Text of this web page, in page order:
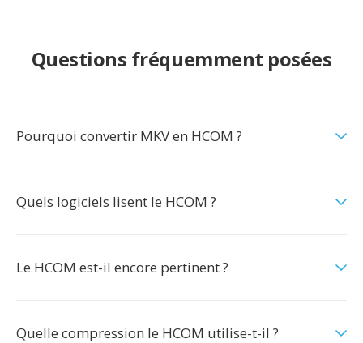
Questions fréquemment posées
Pourquoi convertir MKV en HCOM ?
Quels logiciels lisent le HCOM ?
Le HCOM est-il encore pertinent ?
Quelle compression le HCOM utilise-t-il ?